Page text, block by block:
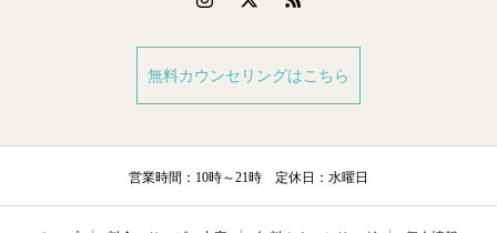
無料カウンセリングはこちら
営業時間：10時～21時 定休日：水曜日